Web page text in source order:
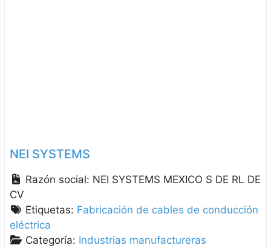
NEI SYSTEMS
Razón social: NEI SYSTEMS MEXICO S DE RL DE
CV
Etiquetas: Fabricación de cables de conducción
eléctrica
Categoría: Industrias manufactureras